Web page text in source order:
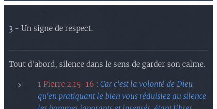
3 - Un signe de respect.
Tout d'abord, silence dans le sens de garder son calme.
1 Pierre 2.15-16 : Car c'est la volonté de Dieu
qu'en pratiquant le bien vous réduisiez au silence